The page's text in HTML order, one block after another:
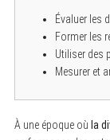
Évaluer les
Former les
Utiliser des
Mesurer et
À une époque où la